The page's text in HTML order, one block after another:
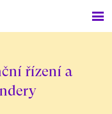
řízení a